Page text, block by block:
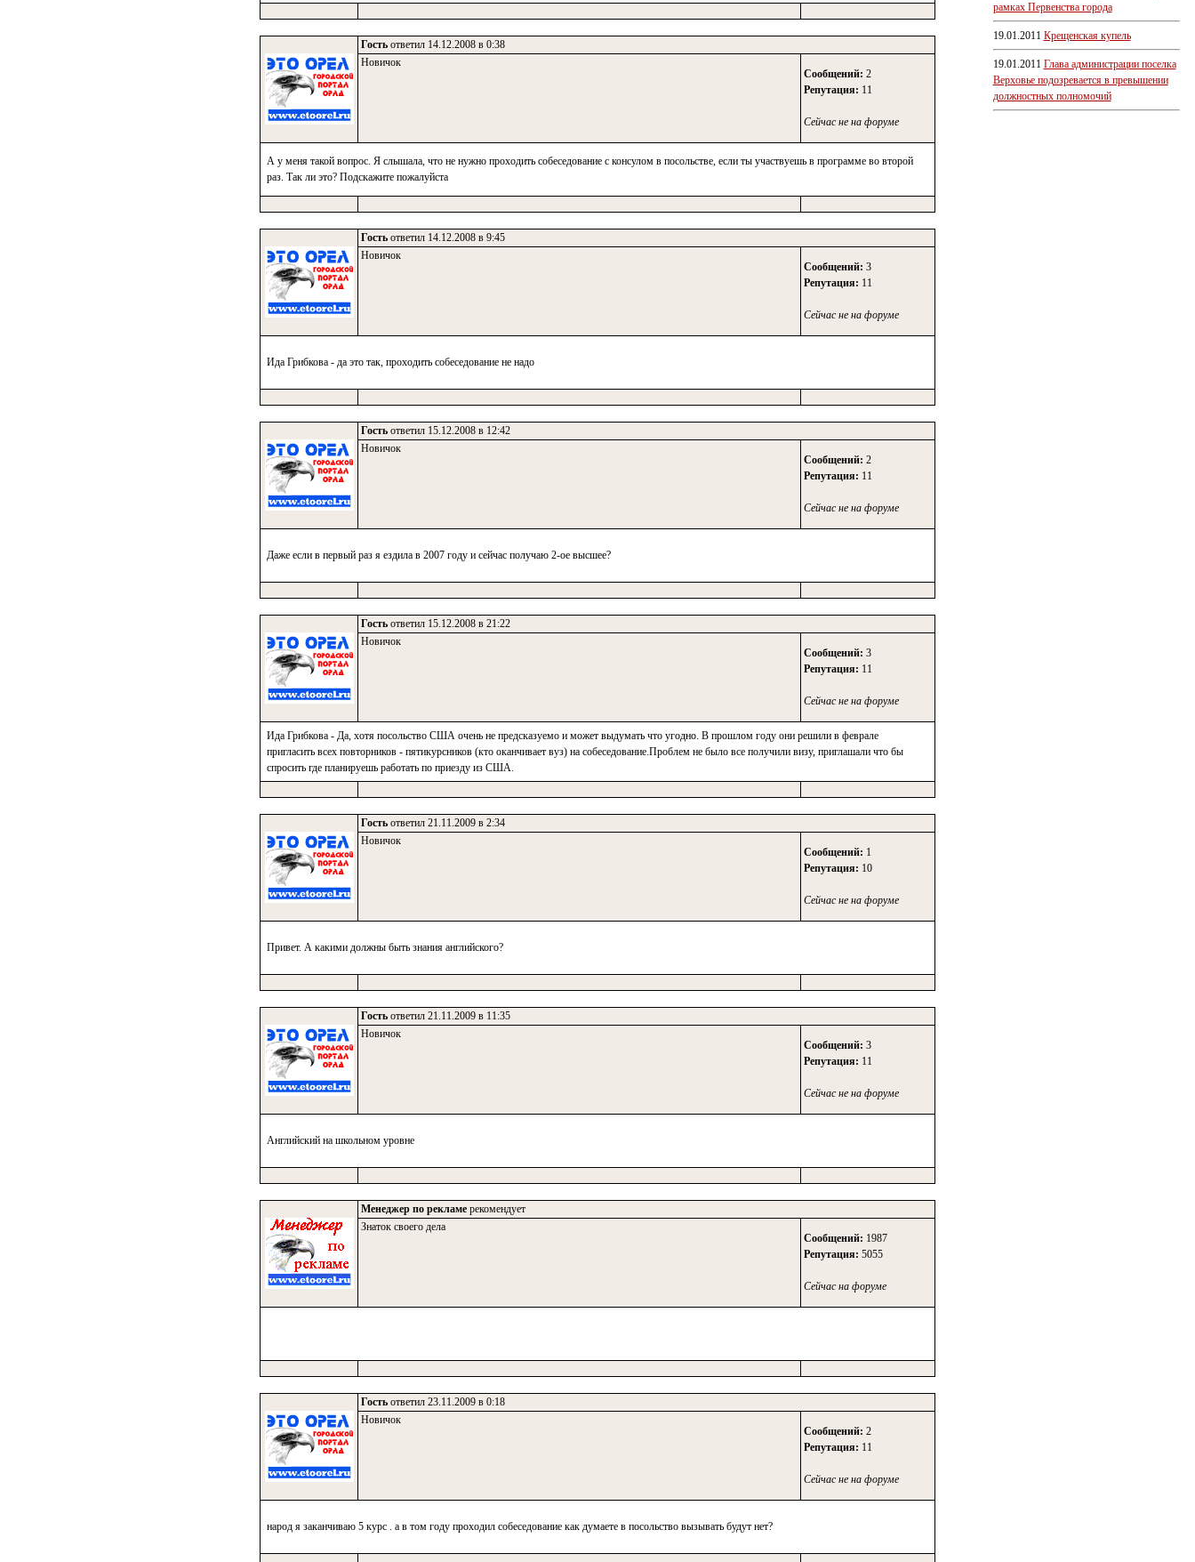
Гость ответил 14.12.2008 в 0:38
Новичок
Сообщений: 2
Репутация: 11
Сейчас не на форуме
А у меня такой вопрос. Я слышала, что не нужно проходить собеседование с консулом в посольстве, если ты участвуешь в программе во второй
раз. Так ли это? Подскажите пожалуйста
Гость ответил 14.12.2008 в 9:45
Новичок
Сообщений: 3
Репутация: 11
Сейчас не на форуме
Ида Грибкова - да это так, проходить собеседование не надо
Гость ответил 15.12.2008 в 12:42
Новичок
Сообщений: 2
Репутация: 11
Сейчас не на форуме
Даже если в первый раз я ездила в 2007 году и сейчас получаю 2-ое высшее?
Гость ответил 15.12.2008 в 21:22
Новичок
Сообщений: 3
Репутация: 11
Сейчас не на форуме
Ида Грибкова - Да, хотя посольство США очень не предсказуемо и может выдумать что угодно. В прошлом году они решили в феврале
пригласить всех повторников - пятикурсников (кто оканчивает вуз) на собеседование.Проблем не было все получили визу, приглашали что бы
спросить где планируешь работать по приезду из США.
Гость ответил 21.11.2009 в 2:34
Новичок
Сообщений: 1
Репутация: 10
Сейчас не на форуме
Привет. А какими должны быть знания английского?
Гость ответил 21.11.2009 в 11:35
Новичок
Сообщений: 3
Репутация: 11
Сейчас не на форуме
Английский на школьном уровне
Менеджер по рекламе рекомендует
Знаток своего дела
Сообщений: 1987
Репутация: 5055
Сейчас на форуме
Гость ответил 23.11.2009 в 0:18
Новичок
Сообщений: 2
Репутация: 11
Сейчас не на форуме
народ я заканчиваю 5 курс . а в том году проходил собеседование как думаете в посольство вызывать будут нет?
рамках Первенства города
19.01.2011 Крещенская купель
19.01.2011 Глава администрации поселка
Верховье подозревается в превышении
должностных полномочий